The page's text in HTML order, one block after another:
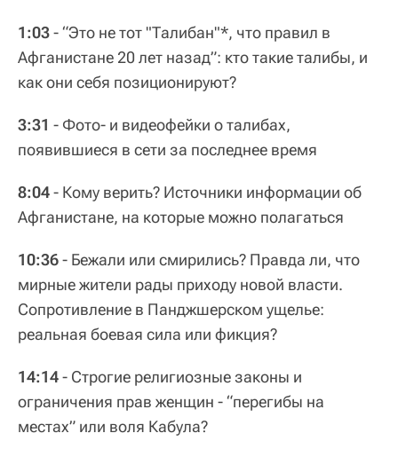
1:03- “Это не тот "Талибан"*, что правил в
Афганистане 20 лет назад”: кто такие талибы, и
как они себя позиционируют?
3:31 - Фото- и видеофейки о талибах,
появившиеся в сети за последнее время
8:04- Кому верить? Источники информации об
Афганистане, на которые можно полагаться
10:36- Бежали или смирились? Правда ли, что
мирные жители рады приходу новой власти.
Сопротивление в Панджшерском ущелье:
реальная боевая сила или фикция?
14:14- Строгие религиозные законы и
ограничения прав женщин - “перегибы на
местах” или воля Кабула?